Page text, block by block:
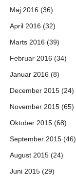
Maj 2016 (36)
April 2016 (32)
Marts 2016 (39)
Februar 2016 (34)
Januar 2016 (8)
December 2015 (24)
November 2015 (65)
Oktober 2015 (68)
September 2015 (46)
August 2015 (24)
Juni 2015 (29)